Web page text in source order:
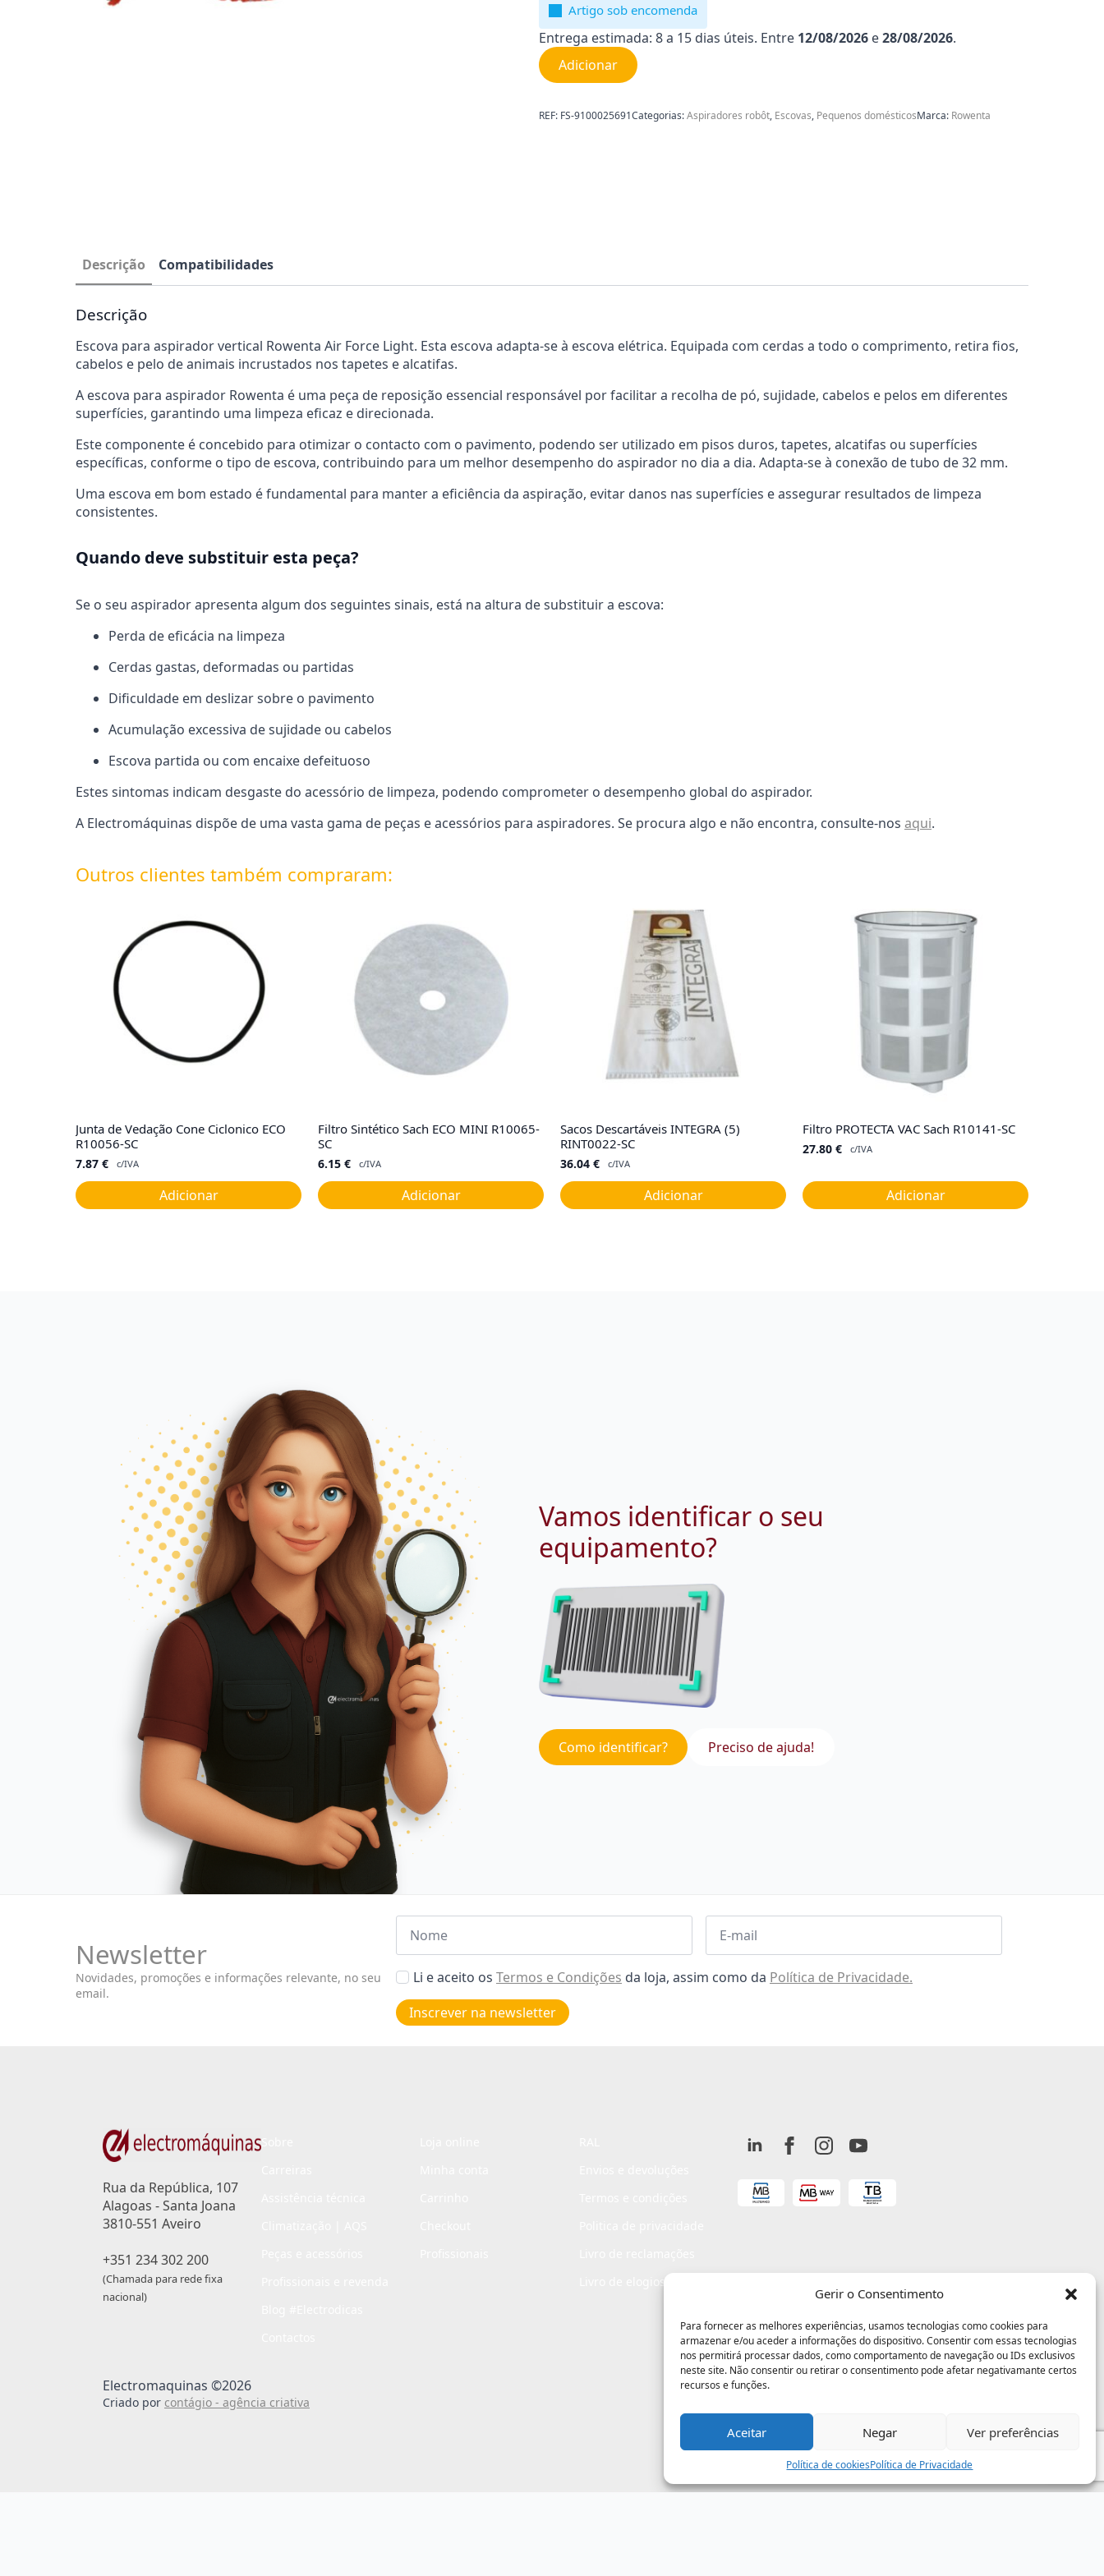
Gerir o Consentimento
Para fornecer as melhores experiências, usamos tecnologias como cookies para
armazenar e/ou aceder a informações do dispositivo. Consentir com essas tecnologias
nos permitirá processar dados, como comportamento de navegação ou IDs exclusivos
neste site. Não consentir ou retirar o consentimento pode afetar negativamante certos
recursos e funções.
Aceitar Negar Ver preferências
Política de cookiesPolítica de Privacidade
Artigo sob encomenda
Entrega estimada: 8 a 15 dias úteis. Entre 12/08/2026 e28/08/2026.
Adicionar
REF: FS-9100025691Categorias:Aspiradores robôt, Escovas, Pequenos domésticosMarca: Rowenta
Descrição Compatibilidades
Descrição
Escova para aspirador vertical Rowenta Air Force Light. Esta escova adapta-se à escova elétrica. Equipada com cerdas a todo o comprimento, retira fios,
cabelos e pelo de animais incrustados nos tapetes e alcatifas.
A escova para aspirador Rowenta é uma peça de reposição essencial responsável por facilitar a recolha de pó, sujidade, cabelos e pelos em diferentes
superfícies, garantindo uma limpeza eficaz e direcionada.
Este componente é concebido para otimizar o contacto com o pavimento, podendo ser utilizado em pisos duros, tapetes, alcatifas ou superfícies
específicas, conforme o tipo de escova, contribuindo para um melhor desempenho do aspirador no dia a dia. Adapta-se à conexão de tubo de 32 mm.
Uma escova em bom estado é fundamental para manter a eficiência da aspiração, evitar danos nas superfícies e assegurar resultados de limpeza
consistentes.
Quando deve substituir esta peça?
Se o seu aspirador apresenta algum dos seguintes sinais, está na altura de substituir a escova:
Perda de eficácia na limpeza
Cerdas gastas, deformadas ou partidas
Dificuldade em deslizar sobre o pavimento
Acumulação excessiva de sujidade ou cabelos
Escova partida ou com encaixe defeituoso
Estes sintomas indicam desgaste do acessório de limpeza, podendo comprometer o desempenho global do aspirador.
A Electromáquinas dispõe de uma vasta gama de peças e acessórios para aspiradores. Se procura algo e não encontra, consulte-nos aqui.
Outros clientes também compraram:
Junta de Vedação Cone Ciclonico ECO
R10056-SC
7.87 € c/IVA
Adicionar
Filtro Sintético Sach ECO MINI R10065-
SC
6.15 € c/IVA
Adicionar
Sacos Descartáveis INTEGRA (5)
RINT0022-SC
36.04 € c/IVA
Adicionar
Filtro PROTECTA VAC Sach R10141-SC
27.80 € c/IVA
Adicionar
Vamos identificar o seu
equipamento?
Como identificar? Preciso de ajuda!
Newsletter
Novidades, promoções e informações relevante, no seu
email.
Nome Email
Aceitar
de
privacidade
Li e aceito os Termos e Condições da loja, assim como da Política de Privacidade.
Inscrever na newsletter
Rua da República, 107
Alagoas - Santa Joana
3810-551 Aveiro
+351 234 302 200
(Chamada para rede fixa
nacional)
Livro de elogios
Electromaquinas ©2026
Criado por contágio - agência criativa